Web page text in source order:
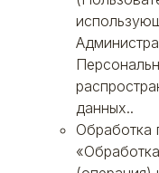
данных..
Обработка